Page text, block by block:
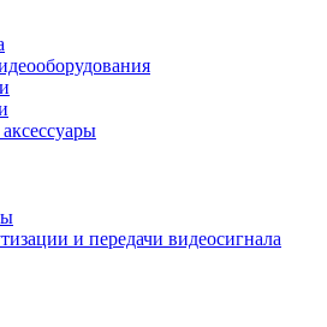
и передачи видеосигнала